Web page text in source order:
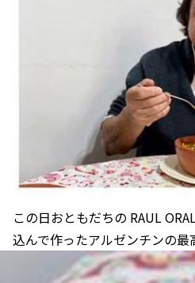
この日おともだちの RAUL
込んで作ったアルゼンチンの